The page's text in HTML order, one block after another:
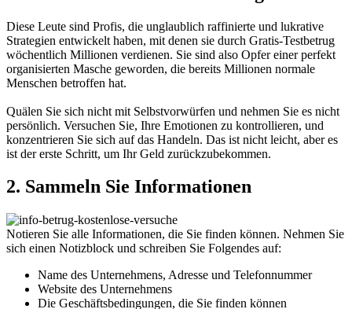
Diese Leute sind Profis, die unglaublich raffinierte und lukrative
Strategien entwickelt haben, mit denen sie durch Gratis-Testbetrug
wöchentlich Millionen verdienen. Sie sind also Opfer einer perfekt
organisierten Masche geworden, die bereits Millionen normale
Menschen betroffen hat.
Quälen Sie sich nicht mit Selbstvorwürfen und nehmen Sie es nicht
persönlich. Versuchen Sie, Ihre Emotionen zu kontrollieren, und
konzentrieren Sie sich auf das Handeln. Das ist nicht leicht, aber es
ist der erste Schritt, um Ihr Geld zurückzubekommen.
2. Sammeln Sie Informationen
Notieren Sie alle Informationen, die Sie finden können. Nehmen Sie
sich einen Notizblock und schreiben Sie Folgendes auf:
Name des Unternehmens, Adresse und Telefonnummer
Website des Unternehmens
Die Geschäftsbedingungen, die Sie finden können